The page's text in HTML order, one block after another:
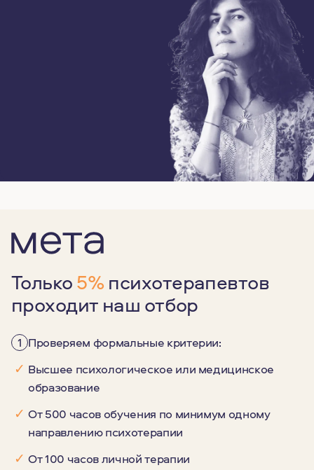
Только5% психотерапевтов
проходит наш отбор
1 Проверяем формальные критерии:
✓ Высшее психологическое или медицинское
образование
✓ От 500 часов обучения по минимум одному
направлению психотерапии
✓ От 100 часов личной терапии